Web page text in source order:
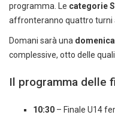
programma. Le categorie
affronteranno quattro turni
Domani sarà una
complessive, otto delle
Il programma delle
10:30 – Finale U14